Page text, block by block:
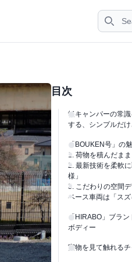
目次
軽キャンパーの常
する、シンプルだ
「BOUKEN号」の
1. 荷物を積んだま
2. 最新技術を柔軟
様」
3. こだわりの空間
ベース車両は「スズ
「HIRABO」ブラン
ボディー
実物を見て触れる